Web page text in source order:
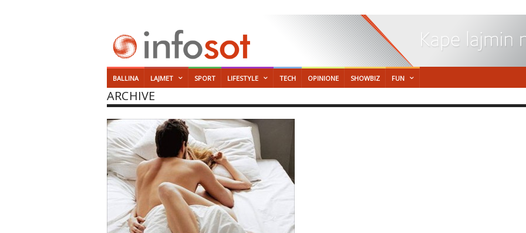
BALLINA LAJMET SPORT LIFESTYLE TECH OPINIONE SHOWBIZ FUN
ARCHIVE